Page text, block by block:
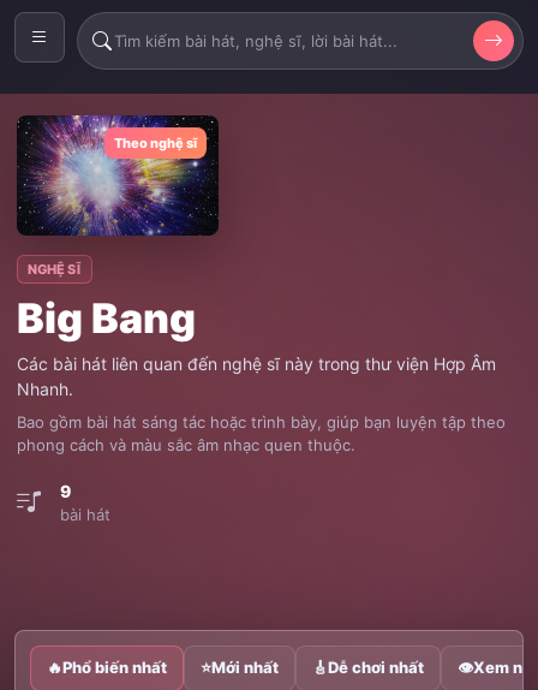
Theo nghệ sĩ
NGHỆ SĨ
Big Bang
Các bài hát liên quan đến nghệ sĩ này trong thư viện Hợp Âm
Nhanh.
Bao gồm bài hát sáng tác hoặc trình bày, giúp bạn luyện tập theo
phong cách và màu sắc âm nhạc quen thuộc.
9
bài hát
🔥Phổ biến nhất ⭐Mới nhất 🎸Dễ chơi nhất 👁Xem